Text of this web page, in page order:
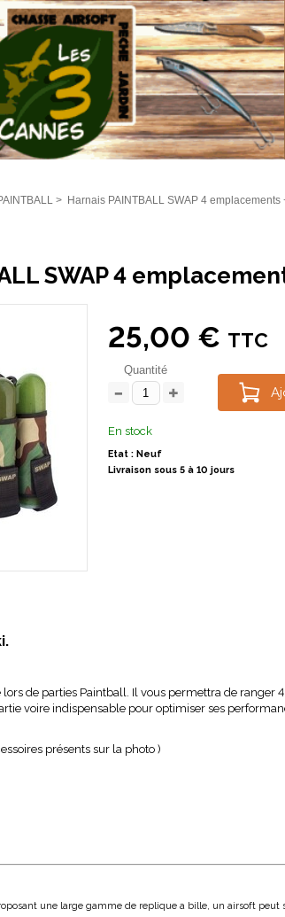
> Harnais PAINTBALL SWAP 4
SWAP 4
25,00 € TTC
Quantité
En stock
Etat : Neuf
Livraison sous 5 à 10 jours
lors de parties Paintball. Il vous permettra de
voire indispensable pour optimiser ses
présents sur la photo )
une large gamme de replique a bille, un airsoft peut